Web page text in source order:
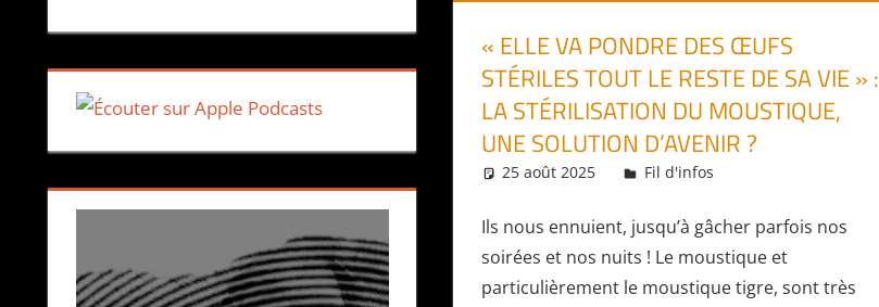
« ELLE VA PONDRE DES ŒUFS
STÉRILES TOUT LE RESTE DE SA VIE » :
LA STÉRILISATION DU MOUSTIQUE,
UNE SOLUTION D’AVENIR ?
25 août 2025 Daniel
Fil d'infos
Ils nous ennuient, jusqu’à gâcher parfois nos
soirées et nos nuits ! Le moustique et
particulièrement le moustique tigre, sont très